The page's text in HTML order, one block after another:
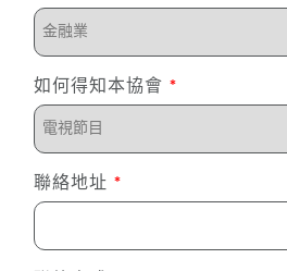
如何得知本協會 *
聯絡地址 *